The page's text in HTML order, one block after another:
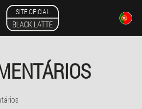
SITE OFICIAL
BLACK LATTE